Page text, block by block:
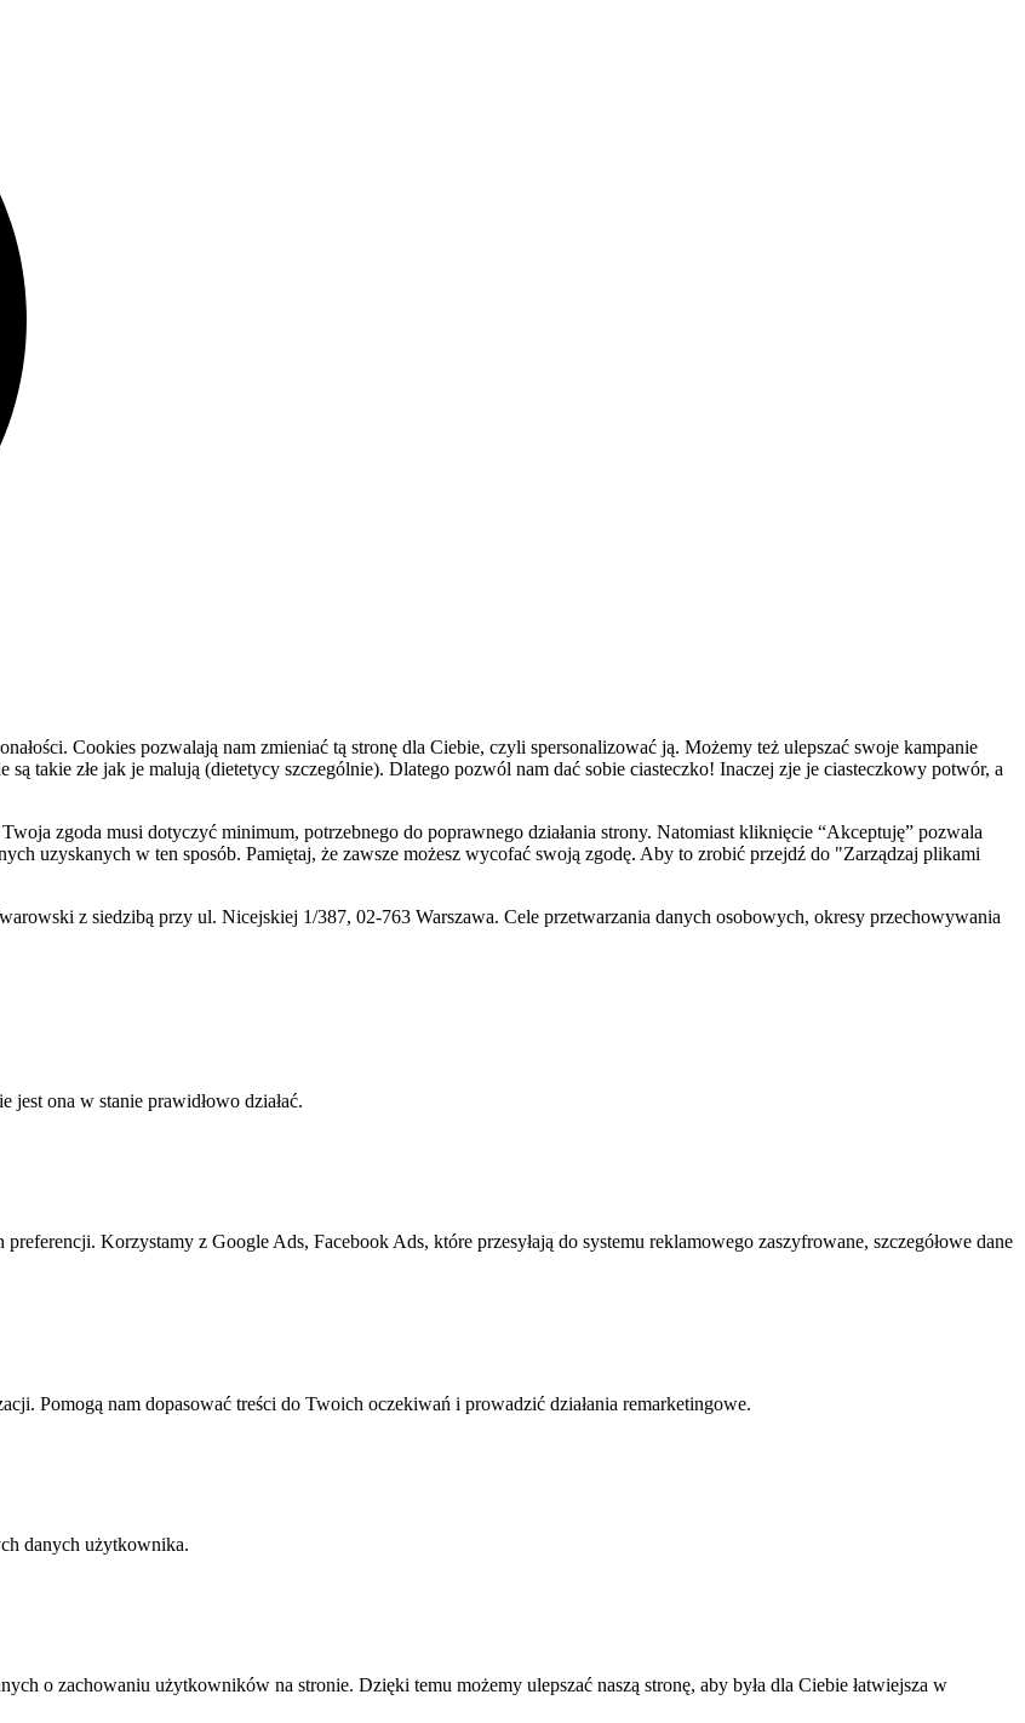
Cookies pozwalają nam zmieniać tą stronę dla Ciebie, czyli spersonalizować ją. Możemy też ulepszać swoje kampanie
takie złe jak je malują (dietetycy szczególnie). Dlatego pozwól nam dać sobie ciasteczko! Inaczej zje je ciasteczkowy potwór, a
zgoda musi dotyczyć minimum, potrzebnego do poprawnego działania strony. Natomiast kliknięcie “Akceptuję” pozwala
uzyskanych w ten sposób. Pamiętaj, że zawsze możesz wycofać swoją zgodę. Aby to zrobić przejdź do "Zarządzaj plikami
z siedzibą przy ul. Nicejskiej 1/387, 02-763 Warszawa. Cele przetwarzania danych osobowych, okresy przechowywania
ona w stanie prawidłowo działać.
Korzystamy z Google Ads, Facebook Ads, które przesyłają do systemu reklamowego zaszyfrowane, szczegółowe dane
Pomogą nam dopasować treści do Twoich oczekiwań i prowadzić działania remarketingowe.
danych użytkownika.
o zachowaniu użytkowników na stronie. Dzięki temu możemy ulepszać naszą stronę, aby była dla Ciebie łatwiejsza w